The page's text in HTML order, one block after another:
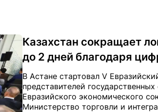
Казахстан сокращает
до 2 дней благодаря
В Астане стартовал V
представителей
Евразийского экономического
Министерство торговли и